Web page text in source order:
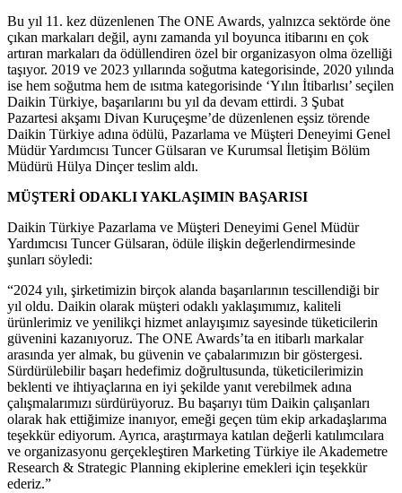
Bu yıl 11. kez düzenlenen The ONE Awards, yalnızca sektörde öne
çıkan markaları değil, aynı zamanda yıl boyunca itibarını en çok
artıran markaları da ödüllendiren özel bir organizasyon olma özelliği
taşıyor. 2019 ve 2023 yıllarında soğutma kategorisinde, 2020 yılında
ise hem soğutma hem de ısıtma kategorisinde ‘Yılın İtibarlısı’ seçilen
Daikin Türkiye, başarılarını bu yıl da devam ettirdi. 3 Şubat
Pazartesi akşamı Divan Kuruçeşme’de düzenlenen eşsiz törende
Daikin Türkiye adına ödülü, Pazarlama ve Müşteri Deneyimi Genel
Müdür Yardımcısı Tuncer Gülsaran ve Kurumsal İletişim Bölüm
Müdürü Hülya Dinçer teslim aldı.
MÜŞTERİ ODAKLI YAKLAŞIMIN BAŞARISI
Daikin Türkiye Pazarlama ve Müşteri Deneyimi Genel Müdür
Yardımcısı Tuncer Gülsaran, ödüle ilişkin değerlendirmesinde
şunları söyledi:
“2024 yılı, şirketimizin birçok alanda başarılarının tescillendiği bir
yıl oldu. Daikin olarak müşteri odaklı yaklaşımımız, kaliteli
ürünlerimiz ve yenilikçi hizmet anlayışımız sayesinde tüketicilerin
güvenini kazanıyoruz. The ONE Awards’ta en itibarlı markalar
arasında yer almak, bu güvenin ve çabalarımızın bir göstergesi.
Sürdürülebilir başarı hedefimiz doğrultusunda, tüketicilerimizin
beklenti ve ihtiyaçlarına en iyi şekilde yanıt verebilmek adına
çalışmalarımızı sürdürüyoruz. Bu başarıyı tüm Daikin çalışanları
olarak hak ettiğimize inanıyor, emeği geçen tüm ekip arkadaşlarıma
teşekkür ediyorum. Ayrıca, araştırmaya katılan değerli katılımcılara
ve organizasyonu gerçekleştiren Marketing Türkiye ile Akademetre
Research & Strategic Planning ekiplerine emekleri için teşekkür
ederiz.”